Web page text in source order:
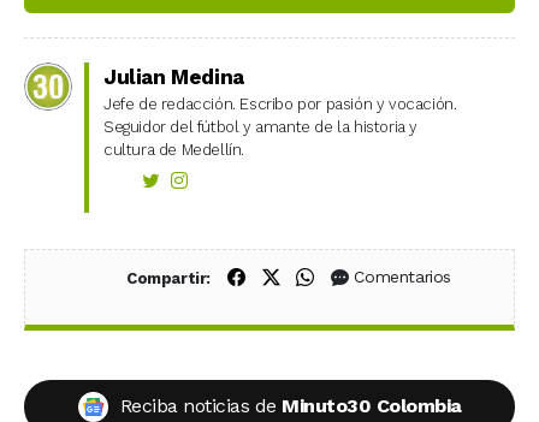
Julian Medina
Jefe de redacción. Escribo por pasión y vocación.
Seguidor del fútbol y amante de la historia y
cultura de Medellín.
Compartir: Compartir en Facebook
Compartir en X (Twitter)
Compartir en WhatsApp
Comentarios
Reciba noticias de Minuto30 Colombia